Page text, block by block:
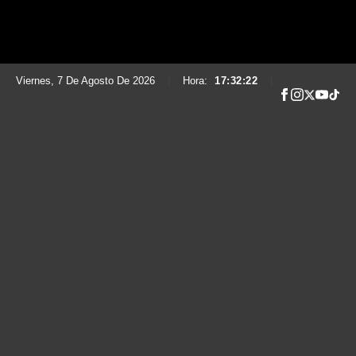
Viernes, 7 De Agosto De 2026 Hora: 17:32:23